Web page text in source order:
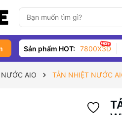
Sản phẩm HOT: 7800X3D
AIO TẢN NHIỆT NƯỚC